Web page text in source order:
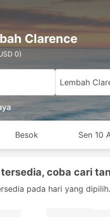
Clarence
0)
Lembah
Besok Sen 10
coba cari
pada hari yang